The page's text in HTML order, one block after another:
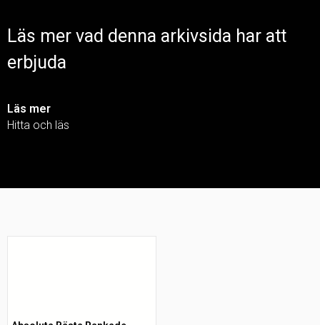
Läs mer vad denna arkivsida har att
erbjuda
Läs mer
Hitta och läs